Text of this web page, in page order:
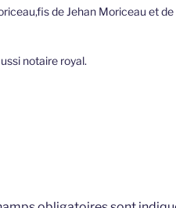
de Jehan Moriceau et
notaire royal.